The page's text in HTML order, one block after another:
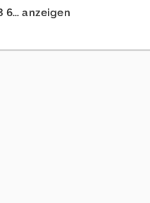
6... anzeigen